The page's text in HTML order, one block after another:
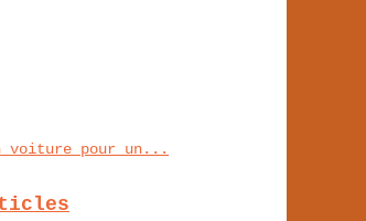
voiture pour un...